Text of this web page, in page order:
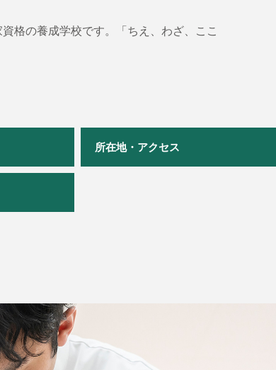
格の養成学校です。「ちえ、わざ、ここ
所在地・アクセス